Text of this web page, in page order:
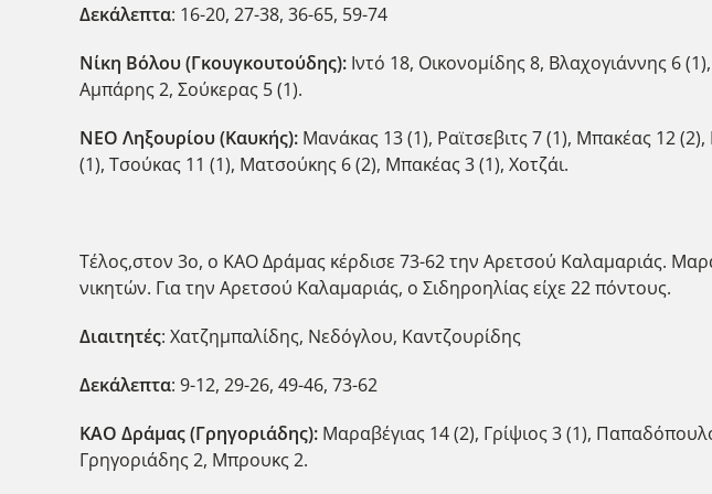
Δεκάλεπτα: 16-20, 27-38, 36-65, 59-74
Νίκη Βόλου (Γκουγκουτούδης): Ιντό 18, Οικονομίδης 8, Βλαχογιάννης 6
Αμπάρης 2, Σούκερας 5 (1).
ΝΕΟ Ληξουρίου (Καυκής): Μανάκας 13 (1), Ραϊτσεβιτς 7 (1), Μπακέας 12
(1), Τσούκας 11 (1), Ματσούκης 6 (2), Μπακέας 3 (1), Χοτζάι.
Τέλος,στον 3ο, ο ΚΑΟ Δράμας κέρδισε 73-62 την Αρετσού Καλαμαριάς.
νικητών. Για την Αρετσού Καλαμαριάς, ο Σιδηροηλίας είχε 22 πόντους.
Διαιτητές: Χατζημπαλίδης, Νεδόγλου, Καντζουρίδης
Δεκάλεπτα: 9-12, 29-26, 49-46, 73-62
ΚΑΟ Δράμας (Γρηγοριάδης): Μαραβέγιας 14 (2), Γρίψιος 3 (1),
Γρηγοριάδης 2, Μπρουκς 2.